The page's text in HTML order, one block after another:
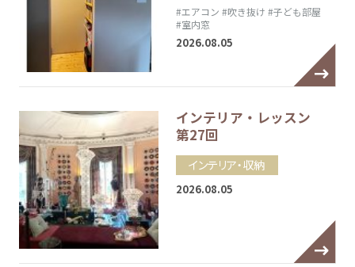
#エアコン #吹き抜け #子ども部屋
#室内窓
2026.08.05
インテリア・レッスン
第27回
インテリア・収納
2026.08.05